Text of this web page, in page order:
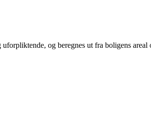
og beregnes ut fra boligens